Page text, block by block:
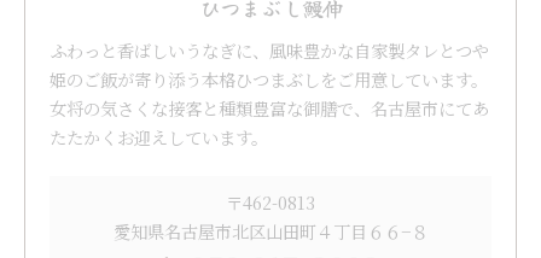
ひつまぶし鰻伸
ふわっと香ばしいうなぎに、風味豊かな自家製タレとつや
姫のご飯が寄り添う本格ひつまぶしをご用意しています。
女将の気さくな接客と種類豊富な御膳で、名古屋市にてあ
たたかくお迎えしています。
〒462-0813
愛知県名古屋市北区山田町４丁目６６−８